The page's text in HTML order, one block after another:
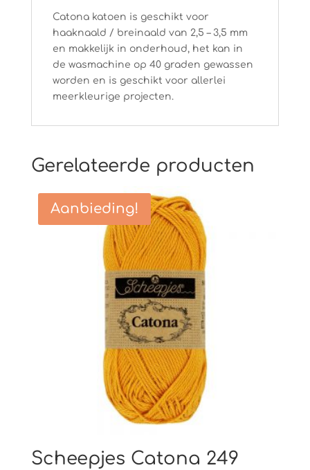
Catona katoen is geschikt voor
haaknaald / breinaald van 2,5 – 3,5 mm
en makkelijk in onderhoud, het kan in
de wasmachine op 40 graden gewassen
worden en is geschikt voor allerlei
meerkleurige projecten.
Gerelateerde producten
Aanbieding!
Scheepjes Catona 249